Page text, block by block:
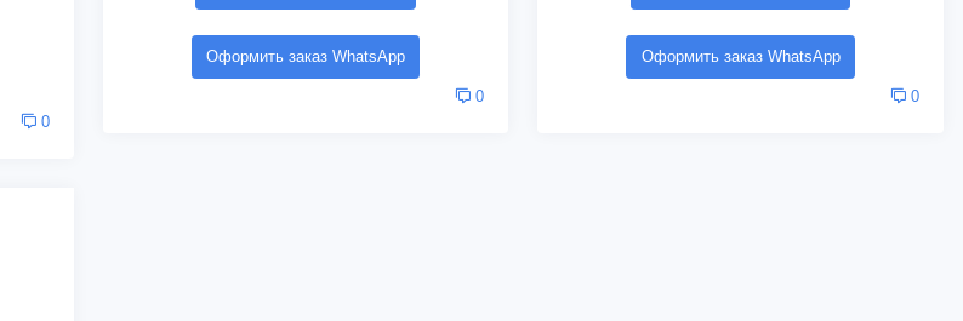
0
Оформить заказ WhatsApp
0
Оформить заказ WhatsApp
0